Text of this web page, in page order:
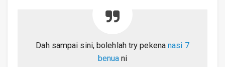
Dah sampai sini, bolehlah try pekenanasi 7
benua ni